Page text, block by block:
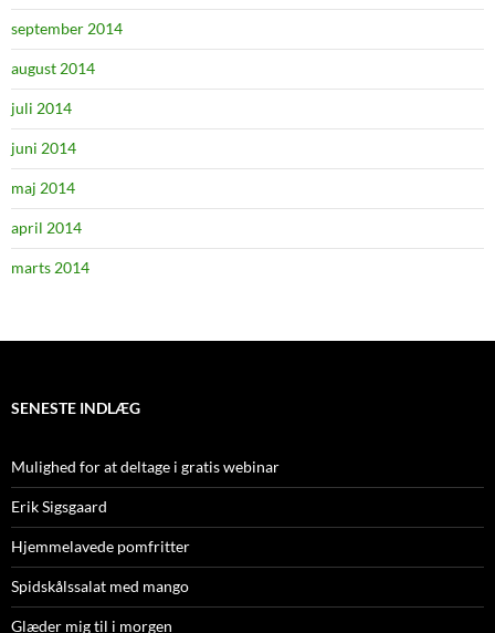
september 2014
august 2014
juli 2014
juni 2014
maj 2014
april 2014
marts 2014
SENESTE INDLÆG
Mulighed for at deltage i gratis webinar
Erik Sigsgaard
Hjemmelavede pomfritter
Spidskålssalat med mango
Glæder mig til i morgen